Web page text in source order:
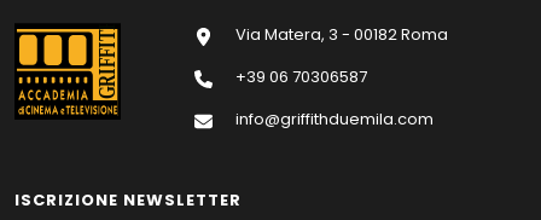
Via Matera, 3 - 00182 Roma
+39 06 70306587
info@griffithduemila.com
ISCRIZIONE NEWSLETTER